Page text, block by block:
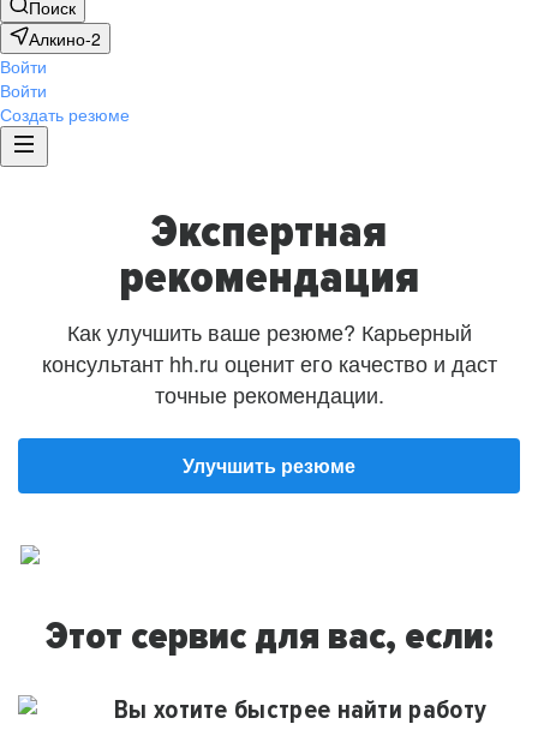
Поиск
Алкино-2
Войти
Войти
Создать резюме
Экспертная
рекомендация
Как улучшить ваше резюме? Карьерный
консультант hh.ru оценит его качество и даст
точные рекомендации.
Улучшить резюме
Этот сервис для вас, если:
Вы хотите быстрее найти работу